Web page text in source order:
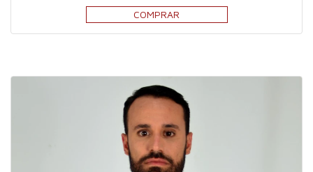
COMPRAR